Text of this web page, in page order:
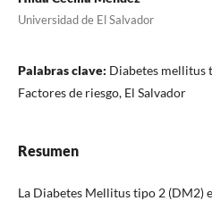
Universidad de El Salvador
Palabras clave: Diabetes mellitus
Factores de riesgo, El Salvador
Resumen
La Diabetes Mellitus tipo 2 (DM2)